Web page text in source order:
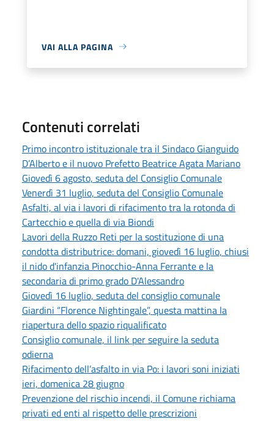
VAI ALLA PAGINA
Contenuti correlati
Primo incontro istituzionale tra il Sindaco Gianguido
D’Alberto e il nuovo Prefetto Beatrice Agata Mariano
Giovedì 6 agosto, seduta del Consiglio Comunale
Venerdì 31 luglio, seduta del Consiglio Comunale
Asfalti, al via i lavori di rifacimento tra la rotonda di
Cartecchio e quella di via Biondi
Lavori della Ruzzo Reti per la sostituzione di una
condotta distributrice: domani, giovedì 16 luglio, chiusi
il nido d'infanzia Pinocchio-Anna Ferrante e la
secondaria di primo grado D'Alessandro
Giovedì 16 luglio, seduta del consiglio comunale
Giardini “Florence Nightingale”, questa mattina la
riapertura dello spazio riqualificato
Consiglio comunale, il link per seguire la seduta
odierna
Rifacimento dell’asfalto in via Po: i lavori soni iniziati
ieri, domenica 28 giugno
Prevenzione del rischio incendi, il Comune richiama
privati ed enti al rispetto delle prescrizioni